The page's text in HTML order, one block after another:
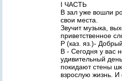
I ЧАСТЬ
В зал уже вошли
свои места.
Звучит музыка,
приветственное
Р (каз. яз.)-
В - Сегодня у вас
удивительный
покидают стены
взрослую жизнь. И